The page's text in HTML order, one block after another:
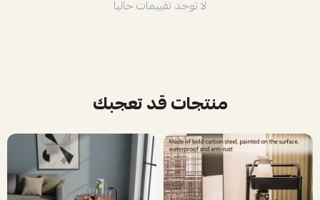
لا توجد تقييمات حاليا
منتجات قد تعجبك